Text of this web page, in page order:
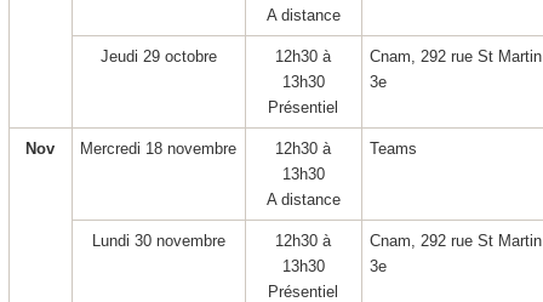
A distance
Jeudi 29 octobre
12h30 à
13h30
Présentiel
Cnam, 292 rue St
3e
Nov Mercredi 18 novembre
12h30 à
13h30
A distance
Teams
Lundi 30 novembre
12h30 à
13h30
Présentiel
Cnam, 292 rue St
3e